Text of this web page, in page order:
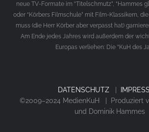
neue TV-Formate im “Titelschmutz”, “Hammes
oder “Körbers Filmschule” mit Film-Klassikern,
muss (die Herr Körber aber verpasst hat)
Am Ende jedes Jahres wird außerdem der
Europas verliehen: Die “KuH des
DATENSCHUTZ
©2009–2024 MedienKuH | Produziert
und Dominik Hammes